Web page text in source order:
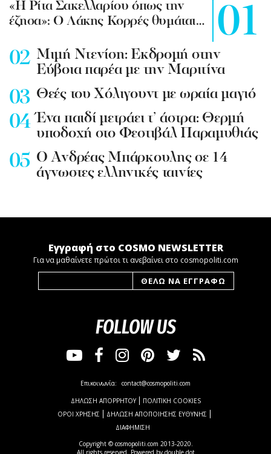
«Η Ρίτα Σακελλαρίου όπως την
έζησα»: Ο Λάκης Κορρές θυμάται…
Mιμή Ντενίση: Εκδρομή στην
Εύβοια παρέα με την Μαριτίνα
Θεές του Χόλιγουντ με ωραία μαγιό
Ένα παιδί μετράει τ’ άστρα: Θερμή
υποδοχή στο Φεστιβάλ Παραμυθιάς
Ο Ανδρέας Μπάρκουλης σε 14
άγνωστες ελληνικές ταινίες
Εγγραφή στο COSMO NEWSLETTER
Για να μαθαίνετε πρώτοι τι ανεβαίνει στο cosmopoliti.com
FOLLOW US
Copyright © cosmopoliti.com 2013-2020.
All rights reserved. Powered by double dot
Επικοινωνία: contact@cosmopoliti.com
ΔΗΛΩΣΗ ΑΠΟΡΡΗΤΟΥ
ΠΟΛΙΤΙΚΗ COOKIES
ΟΡΟΙ ΧΡΗΣΗΣ
ΔΗΛΩΣΗ ΑΠΟΠΟΙΗΣΗΣ ΕΥΘΥΝΗΣ
ΔΙΑΦΗΜΙΣΗ